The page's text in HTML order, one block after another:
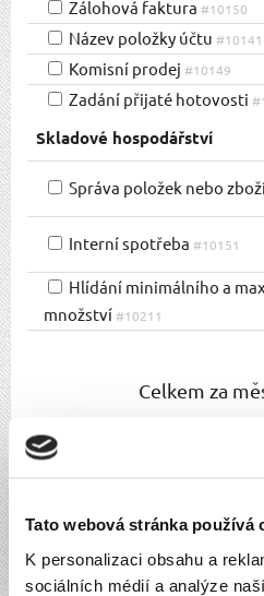
Tato webová stránka používá
K personalizaci obsahu a
sociálních médií a analýze
Zálohová faktura #10150
Název položky účtu #10141
Komisní prodej #10149
Zadání přijaté hotovosti
Skladové hospodářství
Správa položek nebo
Interní spotřeba #10151
Hlídání minimálního a
množství#10211
Skladové hospodářství
Automatizace
Celkem za
Souhlasím sevšeobecnými